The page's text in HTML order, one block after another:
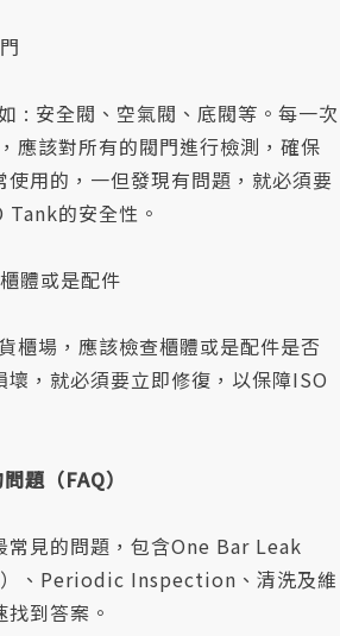
: 安全閥、空氣閥、底閥等。每一次
應該對所有的閥門進行檢測，確保
使用的，一但發現有問題，就必須要
的安全性。
體或是配件
櫃場，應該檢查櫃體或是配件是否
壞，就必須要立即修復，以保障ISO
題（FAQ）
常見的問題，包含One Bar Leak
、Periodic Inspection、清洗及維
到答案。